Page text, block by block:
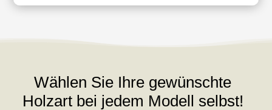
Wählen Sie Ihre gewünschte
Holzart bei jedem Modell selbst!